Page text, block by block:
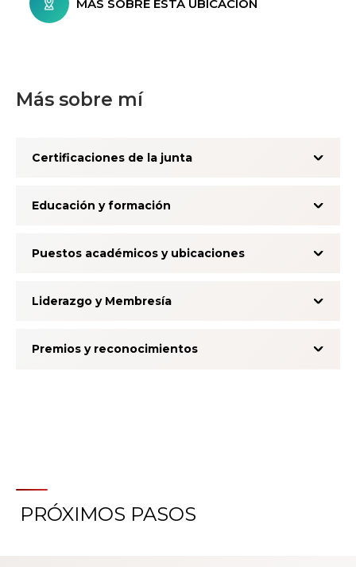
MÁS SOBRE ESTA UBICACIÓN
Más sobre mí
Certificaciones de la junta
Educación y formación
Puestos académicos y ubicaciones
Liderazgo y Membresía
Premios y reconocimientos
Acerca del Sistema de
PRÓXIMOS PASOS